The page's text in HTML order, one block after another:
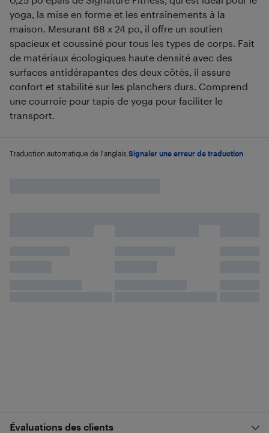
yoga, la mise en forme et les entraînements à la
maison. Mesurant 68 x 24 po, il offre un soutien
spacieux et coussiné pour tous les types de corps. Fait
de matériaux écologiques haute densité avec des
surfaces antidérapantes des deux côtés, il assure
confort et stabilité sur les planchers durs. Comprend
une courroie pour tapis de yoga pour faciliter le
transport.
Traduction automatique de l'anglais. Signaler une erreur de traduction
Évaluations des clients